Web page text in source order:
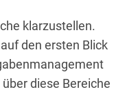
klarzustellen.
den ersten Blick
diese Bereiche